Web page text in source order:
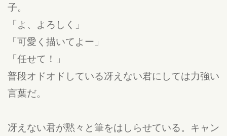
子。
「よ、よろしく」
「可愛く描いてよー」
「任せて！」
普段オドオドしている冴えない君にしては力強い
言葉だ。
冴えない君が黙々と筆をはしらせている。キャン